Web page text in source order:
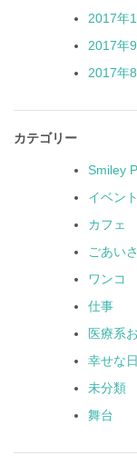
2017年
2017年9
2017年8
カテゴリー
Smiley
イベント
カフェ
ごあい
ワンコ
仕事
医療系
幸せな日
未分類
舞台